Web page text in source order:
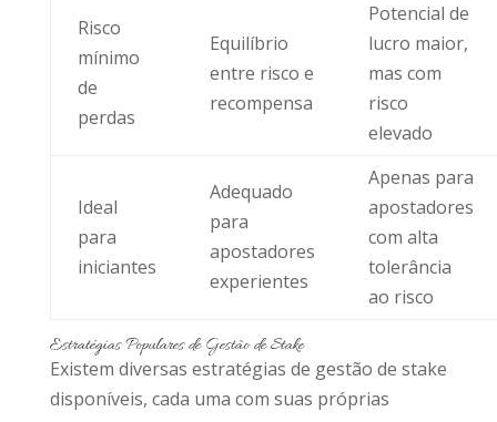
Risco
mínimo
de
perdas
Equilíbrio
entre risco e
recompensa
Potencial de
lucro maior,
mas com
risco
elevado
Ideal
para
iniciantes
Adequado
para
apostadores
experientes
Apenas para
apostadores
com alta
tolerância
ao risco
Estratégias Populares de Gestão de Stake
Existem diversas estratégias de gestão de stake
disponíveis, cada uma com suas próprias